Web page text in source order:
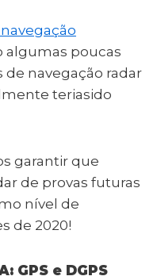
algumas poucas
de navegação radar
teriasido
garantir que
de provas futuras
nível de
de 2020!
GPS e DGPS